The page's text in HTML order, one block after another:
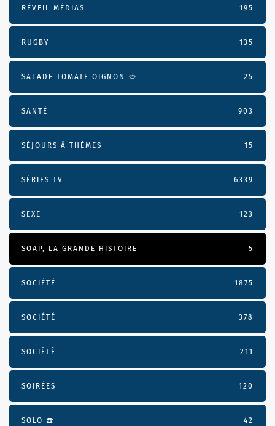
RÉVEIL MÉDIAS 195
RUGBY 135
SALADE TOMATE OIGNON 🥙 25
SANTÉ 903
SÉJOURS À THÈMES 15
SÉRIES TV 6339
SEXE 123
SOAP, LA GRANDE HISTOIRE 5
SOCIÉTÉ 1875
SOCIÉTÉ 378
SOCIÉTÉ 211
SOIRÉES 120
SOLO ☎️ 42